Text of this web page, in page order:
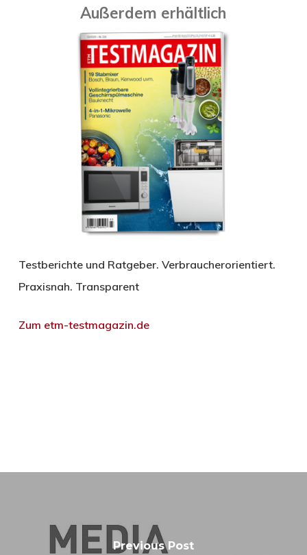
Außerdem erhältlich
Testberichte und Ratgeber. Verbraucherorientiert.
Praxisnah. Transparent
Zum etm-testmagazin.de
Previous Post